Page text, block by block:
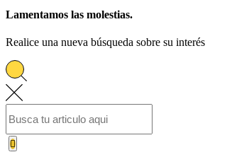
Lamentamos las molestias.
Realice una nueva búsqueda sobre su interés
